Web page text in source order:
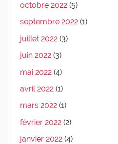
octobre 2022 (5)
septembre 2022 (1)
juillet 2022 (3)
juin 2022 (3)
mai 2022 (4)
avril 2022 (1)
mars 2022 (1)
février 2022 (2)
janvier 2022 (4)